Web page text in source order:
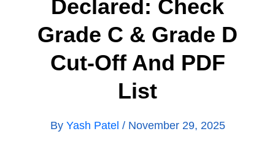
Declared: Check
Grade C & Grade D
Cut-Off And PDF
List
By Yash Patel / November 29, 2025